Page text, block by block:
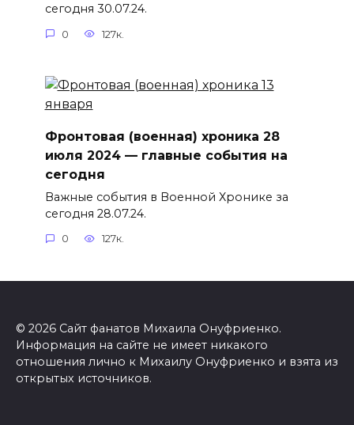
сегодня 30.07.24.
0 127к.
Фронтовая (военная) хроника 28
июля 2024 — главные события на
сегодня
Важные события в Военной Хронике за
сегодня 28.07.24.
0 127к.
© 2026 Сайт фанатов Михаила Онуфриенко.
Информация на сайте не имеет никакого
отношения лично к Михаилу Онуфриенко и взята из
открытых источников.